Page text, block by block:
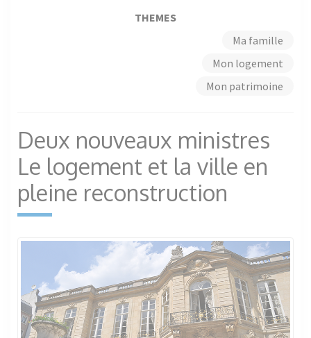
THEMES
Ma famille
Mon logement
Mon patrimoine
Deux nouveaux ministres
Le logement et la ville en
pleine reconstruction